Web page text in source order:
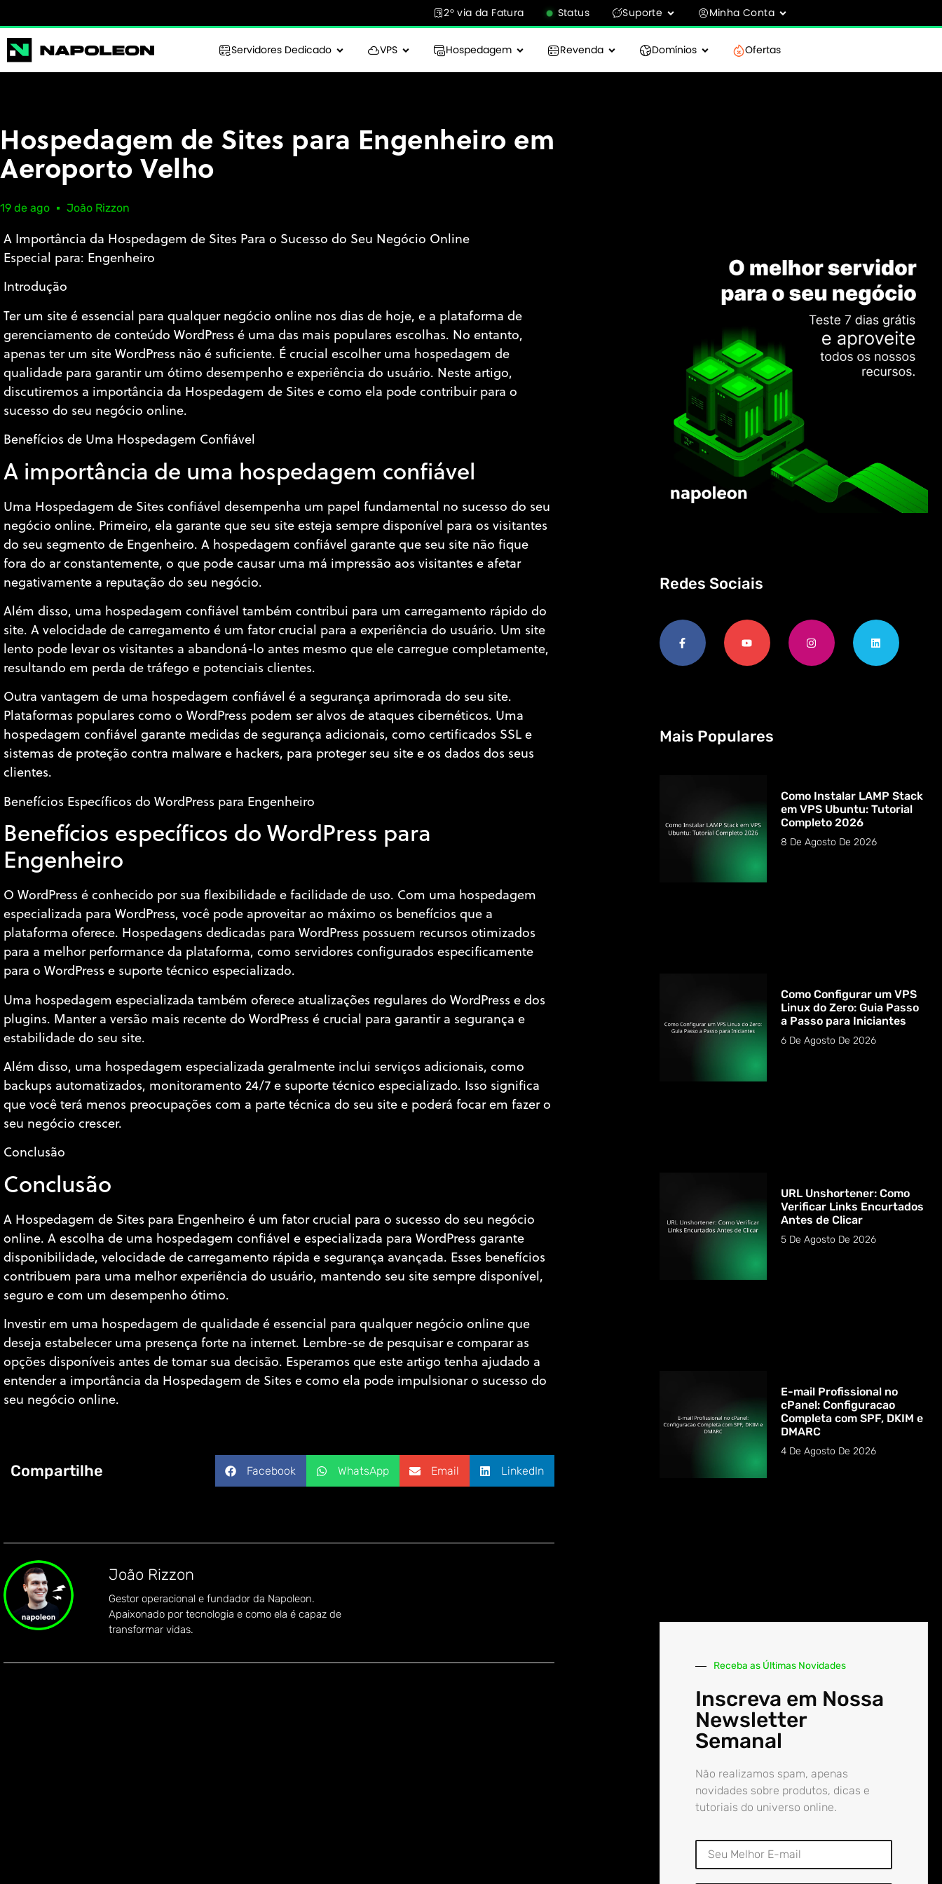
2° via da Fatura Status Suporte Minha Conta
Servidores Dedicado VPS Hospedagem Revenda Domínios Ofertas
Hospedagem de Sites para Engenheiro em
Aeroporto Velho
19 de ago João Rizzon
A Importância da Hospedagem de Sites Para o Sucesso do Seu Negócio Online
Especial para: Engenheiro
Introdução
Ter um site é essencial para qualquer negócio online nos dias de hoje, e a plataforma de
gerenciamento de conteúdo WordPress é uma das mais populares escolhas. No entanto,
apenas ter um site WordPress não é suficiente. É crucial escolher uma hospedagem de
qualidade para garantir um ótimo desempenho e experiência do usuário. Neste artigo,
discutiremos a importância da Hospedagem de Sites e como ela pode contribuir para o
sucesso do seu negócio online.
Benefícios de Uma Hospedagem Confiável
A importância de uma hospedagem confiável
Uma Hospedagem de Sites confiável desempenha um papel fundamental no sucesso do seu
negócio online. Primeiro, ela garante que seu site esteja sempre disponível para os visitantes
do seu segmento de Engenheiro. A hospedagem confiável garante que seu site não fique
fora do ar constantemente, o que pode causar uma má impressão aos visitantes e afetar
negativamente a reputação do seu negócio.
Além disso, uma hospedagem confiável também contribui para um carregamento rápido do
site. A velocidade de carregamento é um fator crucial para a experiência do usuário. Um site
lento pode levar os visitantes a abandoná-lo antes mesmo que ele carregue completamente,
resultando em perda de tráfego e potenciais clientes.
Outra vantagem de uma hospedagem confiável é a segurança aprimorada do seu site.
Plataformas populares como o WordPress podem ser alvos de ataques cibernéticos. Uma
hospedagem confiável garante medidas de segurança adicionais, como certificados SSL e
sistemas de proteção contra malware e hackers, para proteger seu site e os dados dos seus
clientes.
Benefícios Específicos do WordPress para Engenheiro
Benefícios específicos do WordPress para
Engenheiro
O WordPress é conhecido por sua flexibilidade e facilidade de uso. Com uma hospedagem
especializada para WordPress, você pode aproveitar ao máximo os benefícios que a
plataforma oferece. Hospedagens dedicadas para WordPress possuem recursos otimizados
para a melhor performance da plataforma, como servidores configurados especificamente
para o WordPress e suporte técnico especializado.
Uma hospedagem especializada também oferece atualizações regulares do WordPress e dos
plugins. Manter a versão mais recente do WordPress é crucial para garantir a segurança e
estabilidade do seu site.
Além disso, uma hospedagem especializada geralmente inclui serviços adicionais, como
backups automatizados, monitoramento 24/7 e suporte técnico especializado. Isso significa
que você terá menos preocupações com a parte técnica do seu site e poderá focar em fazer o
seu negócio crescer.
Conclusão
Conclusão
A Hospedagem de Sites para Engenheiro é um fator crucial para o sucesso do seu negócio
online. A escolha de uma hospedagem confiável e especializada para WordPress garante
disponibilidade, velocidade de carregamento rápida e segurança avançada. Esses benefícios
contribuem para uma melhor experiência do usuário, mantendo seu site sempre disponível,
seguro e com um desempenho ótimo.
Investir em uma hospedagem de qualidade é essencial para qualquer negócio online que
deseja estabelecer uma presença forte na internet. Lembre-se de pesquisar e comparar as
opções disponíveis antes de tomar sua decisão. Esperamos que este artigo tenha ajudado a
entender a importância da Hospedagem de Sites e como ela pode impulsionar o sucesso do
seu negócio online.
Compartilhe Facebook WhatsApp Email LinkedIn
João Rizzon
Gestor operacional e fundador da Napoleon.
Apaixonado por tecnologia e como ela é capaz de
transformar vidas.
Redes Sociais
Mais Populares
Como Instalar LAMP Stack
em VPS Ubuntu: Tutorial
Completo 2026
8 De Agosto De 2026
Como Configurar um VPS
Linux do Zero: Guia Passo
a Passo para Iniciantes
6 De Agosto De 2026
URL Unshortener: Como
Verificar Links Encurtados
Antes de Clicar
5 De Agosto De 2026
E-mail Profissional no
cPanel: Configuracao
Completa com SPF, DKIM e
DMARC
4 De Agosto De 2026
Receba as Últimas Novidades
Inscreva em Nossa
Newsletter
Semanal
Não realizamos spam, apenas
novidades sobre produtos, dicas e
tutoriais do universo online.